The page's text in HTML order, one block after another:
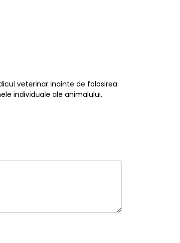
veterinar inainte de folosirea
individuale ale animalului.